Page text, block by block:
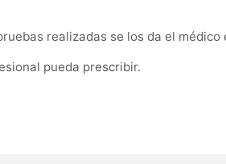
realizadas se los da el médico
pueda prescribir.